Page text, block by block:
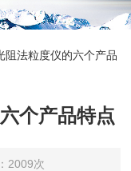
阻法粒度仪的六个产品
个产品特点
2009次